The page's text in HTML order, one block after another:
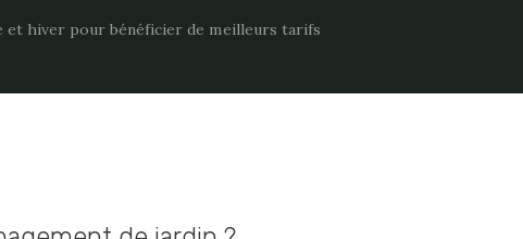
et hiver pour bénéficier de meilleurs tarifs